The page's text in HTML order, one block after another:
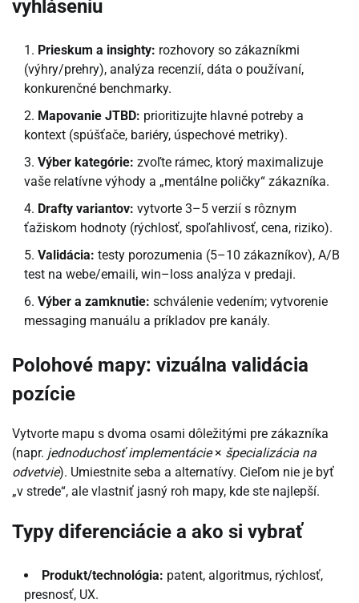
vyhláseniu
Prieskum a insighty: rozhovory so zákazníkmi
(výhry/prehry), analýza recenzií, dáta o používaní,
konkurenčné benchmarky.
Mapovanie JTBD: prioritizujte hlavné potreby a
kontext (spúšťače, bariéry, úspechové metriky).
Výber kategórie: zvoľte rámec, ktorý maximalizuje
vaše relatívne výhody a „mentálne poličky“ zákazníka.
Drafty variantov: vytvorte 3–5 verzií s rôznym
ťažiskom hodnoty (rýchlosť, spoľahlivosť, cena, riziko).
Validácia: testy porozumenia (5–10 zákazníkov), A/B
test na webe/emaili, win–loss analýza v predaji.
Výber a zamknutie: schválenie vedením; vytvorenie
messaging manuálu a príkladov pre kanály.
Polohové mapy: vizuálna validácia
pozície
Vytvorte mapu s dvoma osami dôležitými pre zákazníka
(napr. jednoduchosť implementácie× špecializácia na
odvetvie). Umiestnite seba a alternatívy. Cieľom nie je byť
„v strede“, ale vlastniť jasný roh mapy, kde ste najlepší.
Typy diferenciácie a ako si vybrať
Produkt/technológia: patent, algoritmus, rýchlosť,
presnosť, UX.